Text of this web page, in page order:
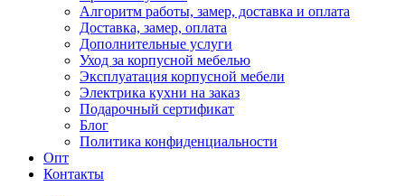
Алгоритм работы, замер, доставка и оплата
Доставка, замер, оплата
Дополнительные услуги
Уход за корпусной мебелью
Эксплуатация корпусной мебели
Электрика кухни на заказ
Подарочный сертификат
Блог
Политика конфиденциальности
Опт
Контакты